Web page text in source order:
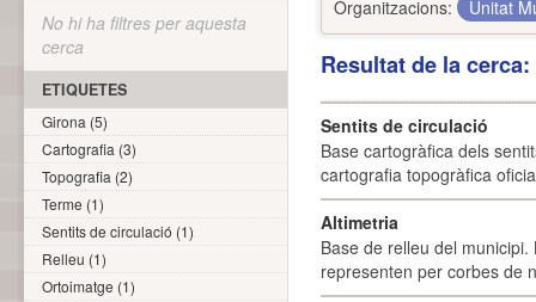
Organitzacions:
Unitat
Resultat de la
Sentits de circulació
Base cartogràfica dels
cartografia topogràfica
Altimetria
Base de relleu del
representen per corbes de
No hi ha filtres per aquesta
cerca
ETIQUETES
Girona (5)
Cartografia (3)
Topografia (2)
Terme (1)
Sentits de circulació (1)
Relleu (1)
Ortoimatge (1)